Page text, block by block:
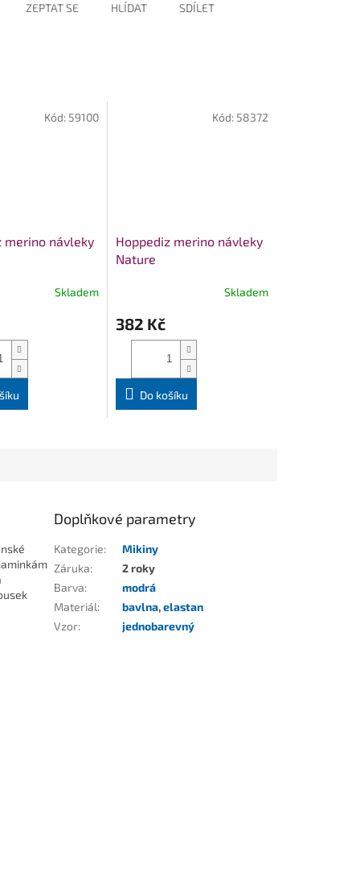
ZEPTAT SE HLÍDAT SDÍLET
merino návleky
Skladem
Kód: 59100
Hoppediz merino návleky
Nature
Skladem
382 Kč
Do košíku
Kód: 58372
Doplňkové parametry
Kategorie:
Mikiny
Záruka:
2 roky
Barva:
modrá
Materiál: bavlna,elastan
Vzor: jednobarevný